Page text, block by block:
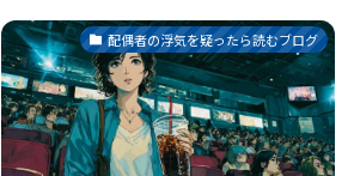
配偶者の浮気を疑ったら読むブログ